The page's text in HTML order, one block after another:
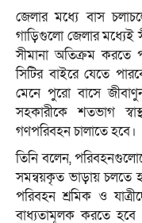
জেলার মধ্যে বাস
গাড়িগুলো জেলার মধ্যেই
সীমানা অতিক্রম করতে
সিটির বাইরে যেতে
মেনে পুরো বাসে
সহকারীকে শতভাগ
গণপরিবহন চালাতে হবে।
তিনি বলেন,
সমন্বয়কৃত ভাড়ায় চলতে
পরিবহন শ্রমিক ও
বাধ্যতামূলক করতে হবে